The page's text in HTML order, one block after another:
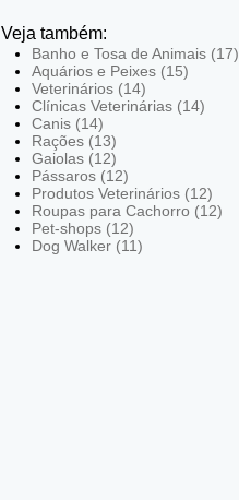
Veja também:
Banho e Tosa de Animais (17)
Aquários e Peixes (15)
Veterinários (14)
Clínicas Veterinárias (14)
Canis (14)
Rações (13)
Gaiolas (12)
Pássaros (12)
Produtos Veterinários (12)
Roupas para Cachorro (12)
Pet-shops (12)
Dog Walker (11)